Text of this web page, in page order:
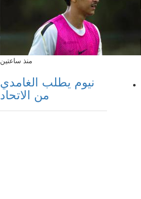
منذ ساعتين
نيوم يطلب الغامدي
من الاتحاد